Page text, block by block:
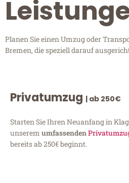
Planen Sie einen Umzug oder
Bremen, die speziell darauf
Privatumzug | ab 250€
Starten Sie Ihren Neuanfang in
unserem umfassenden
bereits ab 250€ beginnt.